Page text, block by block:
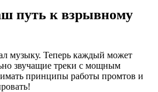
путь к взрывному
музыку. Теперь каждый может
звучащие треки с мощным
принципы работы промтов и